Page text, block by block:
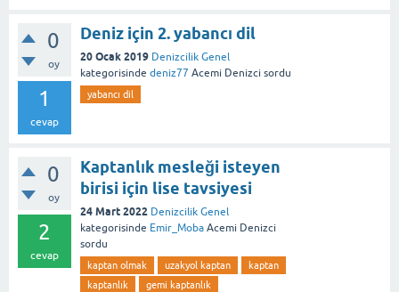
0
oy
1
cevap
Deniz için 2. yabancı dil
20 Ocak 2019 Denizcilik Genel
kategorisinde deniz77 Acemi Denizci sordu
yabancı dil
0
oy
2
cevap
Kaptanlık mesleği isteyen
birisi için lise tavsiyesi
24 Mart 2022 Denizcilik Genel
kategorisinde Emir_Moba Acemi Denizci
sordu
kaptan olmak uzakyol kaptan
kaptan
kaptanlık
gemi kaptanlık